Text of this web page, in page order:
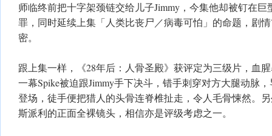
师临终前把十字架颈链交给儿子Jimmy，今集他却被钉在
罪，同时延续上集「人类比丧尸／病毒可怕」的命题，剧
密。
跟上集一样，《28年后：人骨圣殿》获评定为三级片，血
一幕Spike被迫跟Jimmy手下决斗，错手刺穿对方大腿动脉
登场，徒手便把猎人的头骨连脊椎扯走，令人毛骨悚然。
斯派利的正面全裸镜头，相信亦是评级考虑之一。